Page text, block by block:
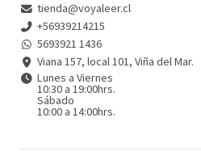
tienda@voyaleer.cl
+56939214215
5693921 1436
Viana 157, local 101, Viña del Mar.
Lunes a Viernes
10:30 a 19:00hrs.
Sábado
10:00 a 14:00hrs.